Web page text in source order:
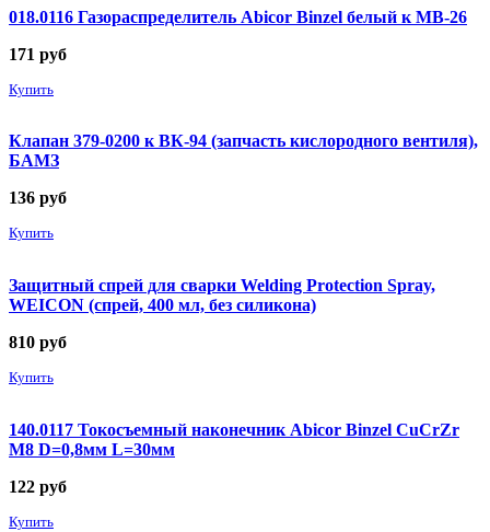
018.0116 Газораспределитель Abicor Binzel белый к MB-26
171 руб
Купить
Клапан 379-0200 к ВК-94 (запчасть кислородного вентиля),
БАМЗ
136 руб
Купить
Защитный спрей для сварки Welding Protection Spray,
WEICON (спрей, 400 мл, без силикона)
810 руб
Купить
140.0117 Токосъемный наконечник Abicor Binzel CuCrZr
М8 D=0,8мм L=30мм
122 руб
Купить